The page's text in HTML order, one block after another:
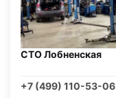
СТО Лобненская
+7 (499) 110-53-06